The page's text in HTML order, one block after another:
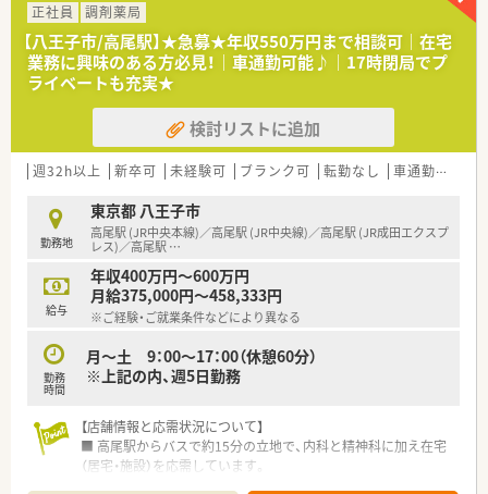
＼ こんな薬局です ／
■内科・循環器・神経内科・耳鼻科・整形外科ほか複数科目応需
■調剤だけでなく、一般の医薬品知識を深めたい方にもオススメ
の環境です！
正社員
調剤薬局
【八王子市/高尾駅】★急募★年収550万円まで相談可｜在宅
業務に興味のある方必見！｜車通勤可能♪｜17時閉局でプ
ライベートも充実★
検討リストに追加
週32h以上 新卒可 未経験可 ブランク可 転勤なし 車通勤可
勤務地
東京都 八王子市
高尾駅 (JR中央本線)／高尾駅 (JR中央線)／高尾駅 (JR成田エクスプ
レス)／高尾駅 …
給与
年収400万円～600万円
月給375,000円～458,333円
※ご経験・ご就業条件などにより異なる
勤務
時間
月～土 9：00～17：00（休憩60分）
※上記の内、週5日勤務
【店舗情報と応需状況について】
■ 高尾駅からバスで約15分の立地で、内科と精神科に加え在宅
（居宅・施設）を応需しています。